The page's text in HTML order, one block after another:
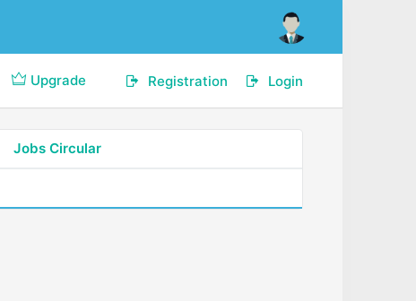
Upgrade Login
Registration
Jobs Circular